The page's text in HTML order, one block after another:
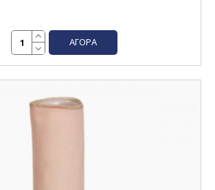
ΑΓΟΡΆ